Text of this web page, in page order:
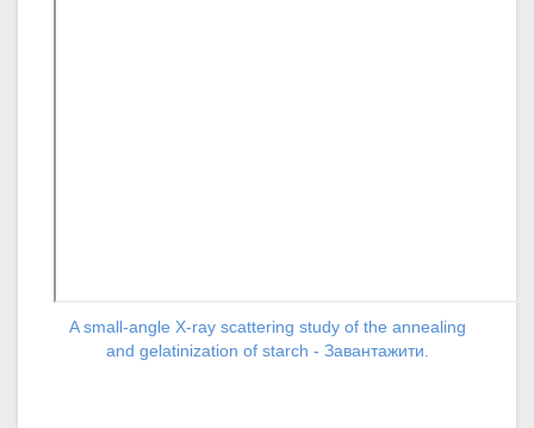
A small-angle X-ray scattering study of the annealing
and gelatinization of starch - Завантажити.